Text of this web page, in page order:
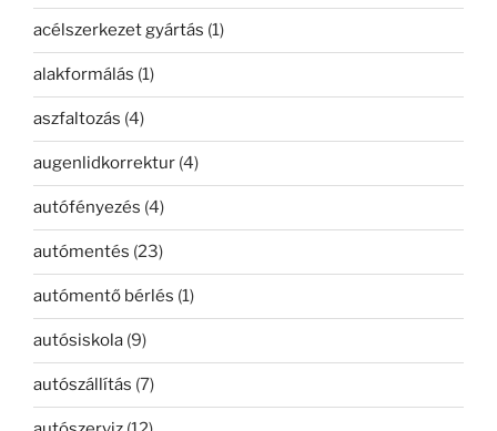
acélszerkezet gyártás (1)
alakformálás (1)
aszfaltozás (4)
augenlidkorrektur (4)
autófényezés (4)
autómentés (23)
autómentő bérlés (1)
autósiskola (9)
autószállítás (7)